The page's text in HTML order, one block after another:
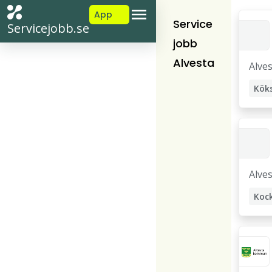
Servicejobb.se
App
Service
jobb
Alvesta